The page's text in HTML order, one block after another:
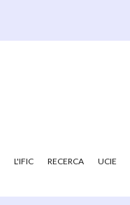
L'IFIC RECERCA UCIE